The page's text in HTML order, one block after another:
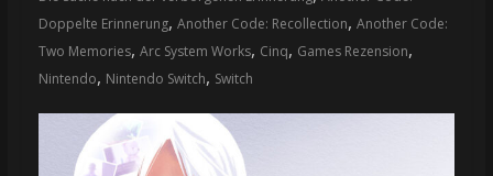
Doppelte Erinnerung, Another Code: Recollection, Another Code:
Two Memories, Arc System Works, Cinq, Games Rezension,
Nintendo, Nintendo Switch, Switch